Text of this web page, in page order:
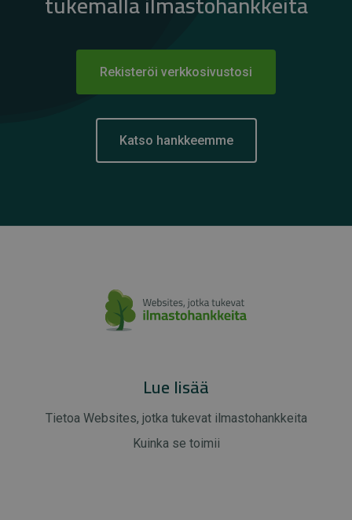
Rekisteröi verkkosivustosi
Katso hankkeemme
Lue lisää
Tietoa Websites, jotka tukevat ilmastohankkeita
Kuinka se toimii